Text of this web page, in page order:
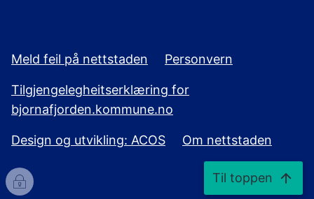
Meld feil på nettstaden Personvern
Tilgjengelegheitserklæring for
bjornafjorden.kommune.no
Design og utvikling: ACOS Om nettstaden
Til toppen
I